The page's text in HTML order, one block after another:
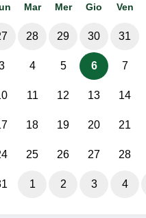
Mar Mer Gio Ven
28 29 30 31
4 5 6 7
11 12 13 14
18 19 20 21
25 26 27 28
1 2 3 4